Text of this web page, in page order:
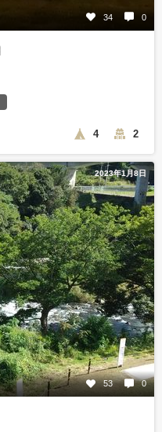
34 0
4 2
2023年1月8日
53 0